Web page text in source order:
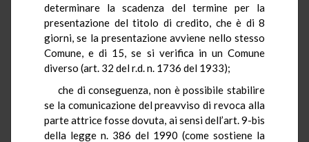
determinare la scadenza del termine per la
presentazione del titolo di credito, che è di 8
giorni, se la presentazione avviene nello stesso
Comune, e di 15, se si verifica in un Comune
diverso (art. 32 del r.d. n. 1736 del 1933);
che di conseguenza, non è possibile stabilire
se la comunicazione del preavviso di revoca alla
parte attrice fosse dovuta, ai sensi dell’art. 9-bis
della legge n. 386 del 1990 (come sostiene la